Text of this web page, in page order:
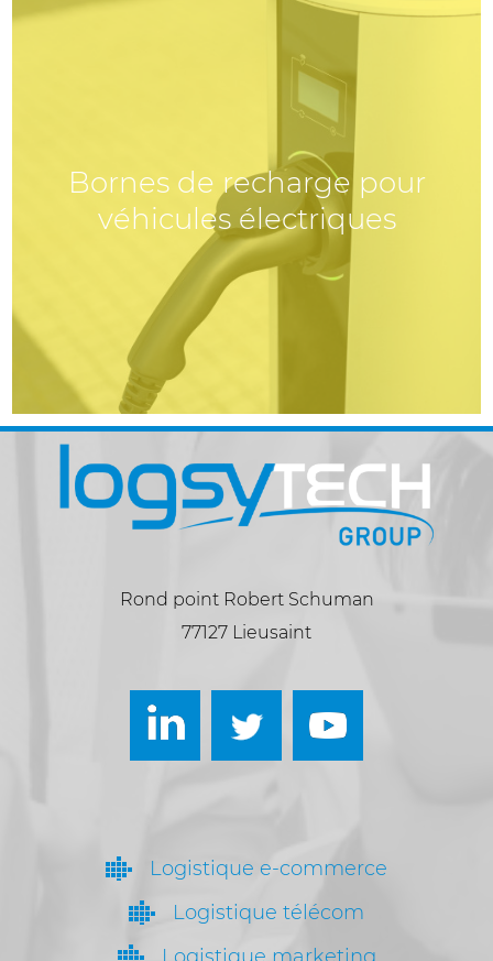
Bornes de recharge pour
véhicules électriques
Rond point Robert Schuman
77127 Lieusaint
Logistique e-commerce
Logistique télécom